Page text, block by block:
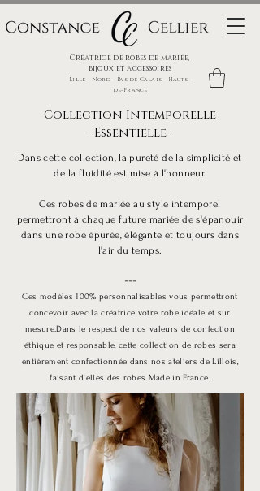
Créatrice de robes de mariée,
bijoux et accessoires
Lille - Nord - Pas de Calais - Hauts-
de-France
Collection Intemporelle
-Essentielle-
Dans cette collection, la pureté de la simplicité et
de la fluidité est mise à l'honneur.
Ces robes de mariée au style intemporel
permettront à chaque future mariée de s'épanouir
dans une robe épurée, élégante et toujours dans
l'air du temps.
---
Ces modèles 100% personnalisables vous permettront
concevoir avec la créatrice votre robe idéale et sur
mesure.Dans le respect de nos valeurs de confection
éthique et responsable, cette collection de robes sera
entièrement confectionnée dans nos ateliers de Lillois,
faisant d'elles des robes Made in France.